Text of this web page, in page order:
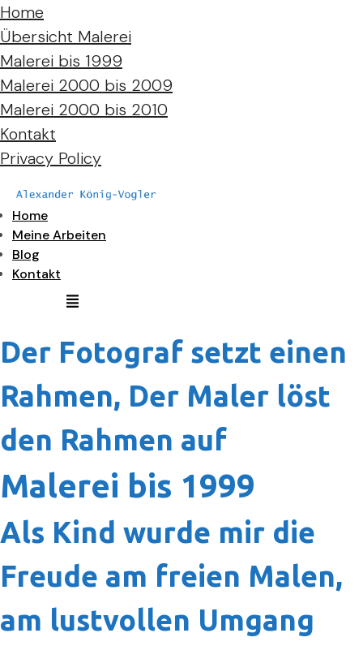
Home
Übersicht Malerei
Malerei bis 1999
Malerei 2000 bis 2009
Malerei 2000 bis 2010
Kontakt
Privacy Policy
Home
Meine Arbeiten
Blog
Kontakt
Der Fotograf setzt einen
Rahmen, Der Maler löst
den Rahmen auf
Malerei bis 1999
Als Kind wurde mir die
Freude am freien Malen,
am lustvollen Umgang